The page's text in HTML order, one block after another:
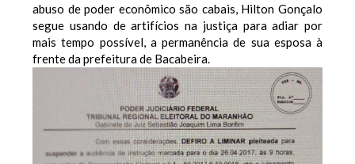
abuso de poder econômico são cabais, Hilton Gonçalo
segue usando de artifícios na justiça para adiar por
mais tempo possível, a permanência de sua esposa à
frente da prefeitura de Bacabeira.